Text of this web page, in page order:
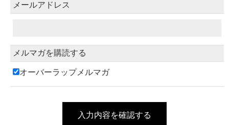
メールアドレス
メルマガを購読する
オーバーラップメルマガ
入力内容を確認する